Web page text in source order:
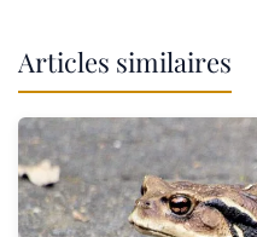
Articles similaires